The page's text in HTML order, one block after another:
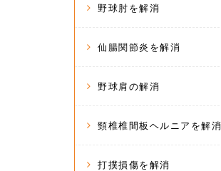
野球肘を解消
仙腸関節炎を解消
野球肩の解消
頸椎椎間板ヘルニアを解消
打撲損傷を解消